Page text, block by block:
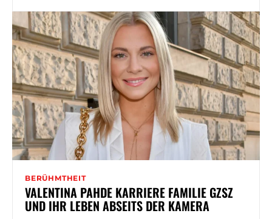
BERÜHMTHEIT
VALENTINA PAHDE KARRIERE FAMILIE GZSZ
UND IHR LEBEN ABSEITS DER KAMERA